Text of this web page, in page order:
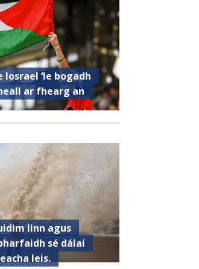
Iosrael ‘le bogadh
ar fhearg an
linn agus
sé dálaí
leis.